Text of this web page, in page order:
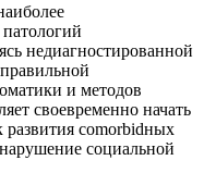
недиагностированной
и методов
своевременно начать
развития comorbidных
социальной